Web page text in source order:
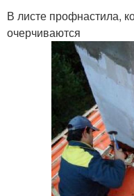
В листе профнастила,
очерчиваются